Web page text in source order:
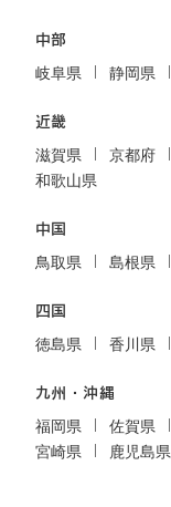
中部
岐阜県 静岡県
近畿
滋賀県 京都府
和歌山県
中国
鳥取県 島根県
四国
徳島県 香川県
九州・沖縄
福岡県 佐賀県
宮崎県
鹿児島県